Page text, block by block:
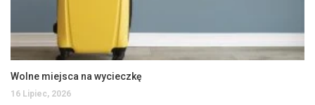
Wolne miejsca na wycieczkę
16 Lipiec, 2026